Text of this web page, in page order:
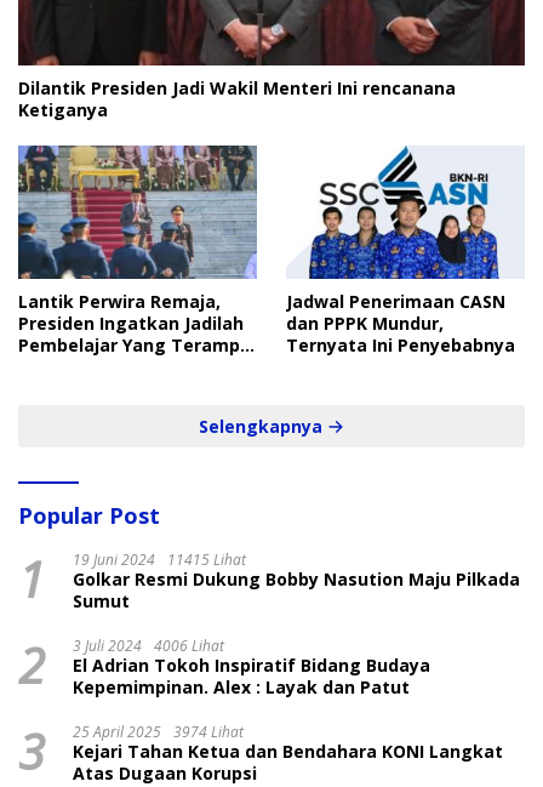
Dilantik Presiden Jadi Wakil Menteri Ini rencanana
Ketiganya
Lantik Perwira Remaja,
Presiden Ingatkan Jadilah
Pembelajar Yang Terampil
Jadwal Penerimaan CASN
dan PPPK Mundur,
Ternyata Ini Penyebabnya
Selengkapnya
Popular Post
1 19 Juni 2024 11415 Lihat
Golkar Resmi Dukung Bobby Nasution Maju Pilkada
Sumut
2 3 Juli 2024 4006 Lihat
El Adrian Tokoh Inspiratif Bidang Budaya
Kepemimpinan. Alex : Layak dan Patut
3 25 April 2025 3974 Lihat
Kejari Tahan Ketua dan Bendahara KONI Langkat
Atas Dugaan Korupsi